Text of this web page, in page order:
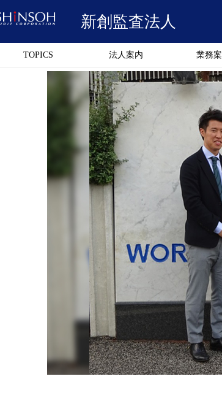
新創監査法人
TOPICS 法人案内 業務